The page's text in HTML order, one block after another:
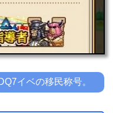
イベの移民称号。